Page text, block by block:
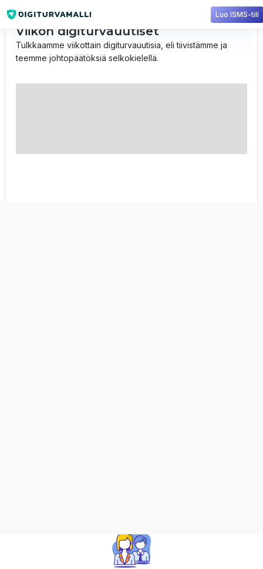
Viikon digiturvauutiset
Tulkkaamme viikottain digiturvauutisia, eli tiivistämme ja
teemme johtopäätöksiä selkokielellä.
Luo ISMS-tili